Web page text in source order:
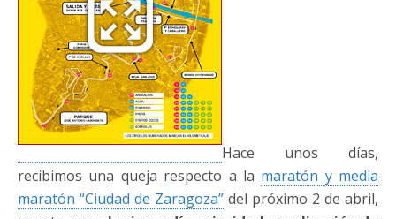
Hace unos días,
recibimos una queja respecto a la maratón y media
maratón “Ciudad de Zaragoza” del próximo 2 de abril,